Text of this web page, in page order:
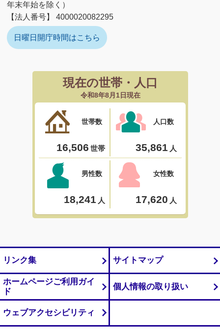
年末年始を除く）
【法人番号】 4000020082295
日曜日開庁時間はこちら
リンク集 サイトマップ
ホームページご利用ガイ
ド
個人情報の取り扱い
ウェブアクセシビリティ